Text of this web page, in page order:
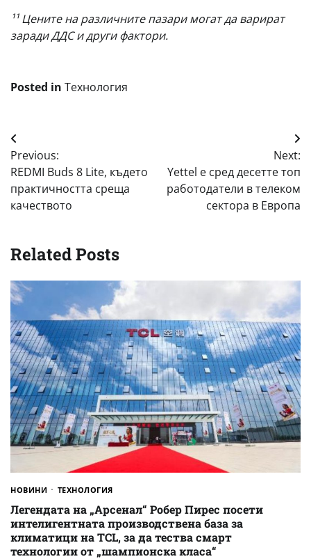
¹¹ Цените на различните пазари могат да варират
заради ДДС и други фактори.
Posted in Технология
Навигация
Previous:
REDMI Buds 8 Lite, където
практичността среща
качеството
Next:
Yettel е сред десетте топ
работодатели в телеком
сектора в Европа
Related Posts
НОВИНИ ТЕХНОЛОГИЯ
Легендата на „Арсенал“ Робер Пирес посети
интелигентната производствена база за
климатици на TCL, за да тества смарт
технологии от „шампионска класа“